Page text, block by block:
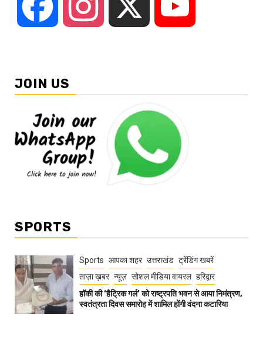
Facebook Instagram
JOIN US
SPORTS
Sports आपका शहर उत्तराखंड ट्रेंडिंग खबरें
ताज़ा ख़बर न्यूज़ सोशल मीडिया वायरल हरिद्वार
हॉकी की ‘हैट्रिक गर्ल’ को राष्ट्रपति भवन से आया निमंत्रण,
स्वतंत्रता दिवस समारोह में शामिल होंगी वंदना कटारिया